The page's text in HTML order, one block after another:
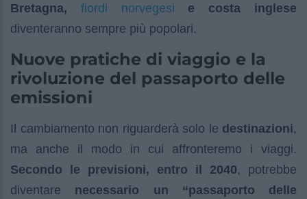
Bretagna, fiordi norvegesi e costa inglese
diventeranno sempre più popolari.
Nuove pratiche di viaggio e la
rivoluzione del passaporto delle
emissioni
Il cambiamento non riguarderà solo le destinazioni,
ma anche il modo in cui affronteremo i viaggi.
Secondo le previsioni, entro il 2040, potrebbe
diventare necessario un “passaporto delle